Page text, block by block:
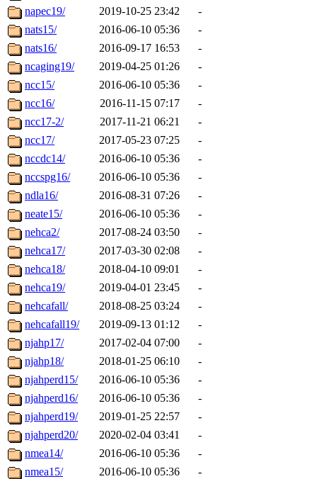
napec19/
2019-10-25 23:42
-
nats15/
2016-06-10 05:36
-
nats16/
2016-09-17 16:53
-
ncaging19/
2019-04-25 01:26
-
ncc15/
2016-06-10 05:36
-
ncc16/
2016-11-15 07:17
-
ncc17-2/
2017-11-21 06:21
-
ncc17/
2017-05-23 07:25
-
nccdc14/
2016-06-10 05:36
-
nccspg16/
2016-06-10 05:36
-
ndla16/
2016-08-31 07:26
-
neate15/
2016-06-10 05:36
-
nehca2/
2017-08-24 03:50
-
nehca17/
2017-03-30 02:08
-
nehca18/
2018-04-10 09:01
-
nehca19/
2019-04-01 23:45
-
nehcafall/
2018-08-25 03:24
-
nehcafall19/
2019-09-13 01:12
-
njahp17/
2017-02-04 07:00
-
njahp18/
2018-01-25 06:10
-
njahperd15/
2016-06-10 05:36
-
njahperd16/
2016-06-10 05:36
-
njahperd19/
2019-01-25 22:57
-
njahperd20/
2020-02-04 03:41
-
nmea14/
2016-06-10 05:36
-
nmea15/
2016-06-10 05:36
-